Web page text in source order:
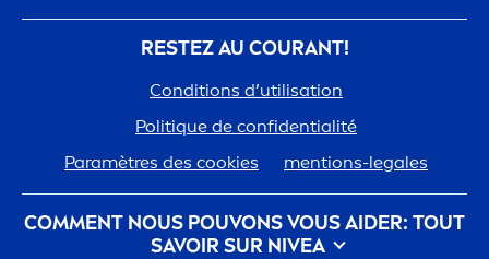
RESTEZ AU COURANT!
Conditions d’utilisation
Politique de confidentialité
Paramètres des cookies
mentions-legales
COMMENT NOUS POUVONS VOUS AIDER: TOUT
SAVOIR SUR NIVEA